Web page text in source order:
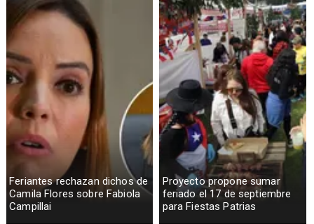
Feriantes rechazan dichos de
Camila Flores sobre Fabiola
Campillai
Proyecto propone sumar
feriado el 17 de septiembre
para Fiestas Patrias